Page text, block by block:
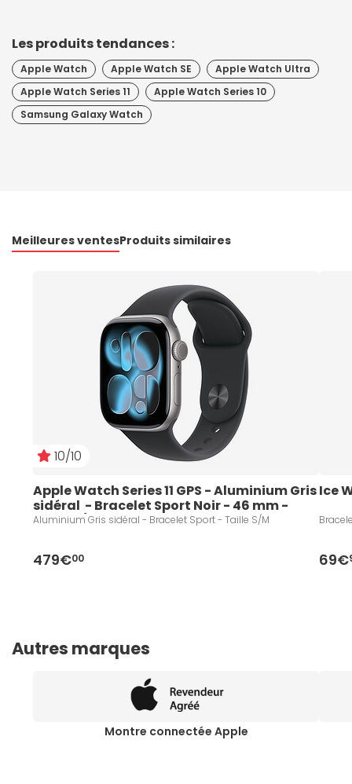
Les produits tendances :
Apple Watch Apple Watch SE
Apple Watch Ultra
Apple Watch Series 11
Apple Watch Series 10
Samsung Galaxy Watch
Meilleures ventesProduits similaires
10/10
Apple Watch Series 11 GPS - Aluminium Gris
sidéral  - Bracelet Sport Noir - 46 mm -
Taille S/M
Aluminium Gris sidéral - Bracelet Sport - Taille S/M
479€00
Ice
69€
Autres marques
Montre connectée Apple